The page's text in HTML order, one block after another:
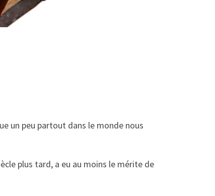
un peu partout dans le monde nous
plus tard, a eu au moins le mérite de